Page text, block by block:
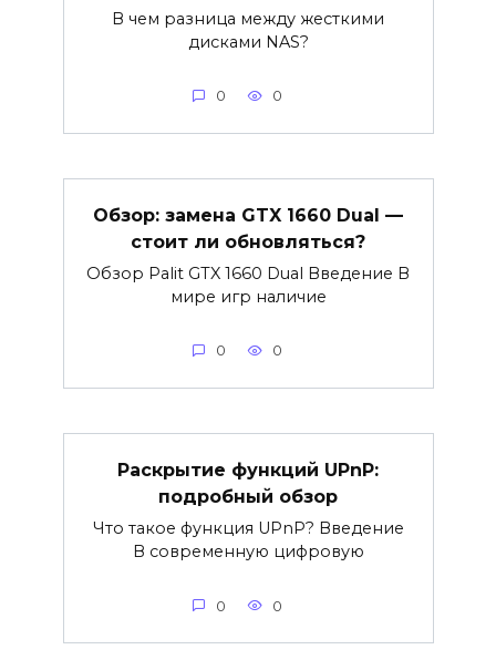
В чем разница между жесткими
дисками NAS?
0 0
Обзор: замена GTX 1660 Dual —
стоит ли обновляться?
Обзор Palit GTX 1660 Dual Введение В
мире игр наличие
0 0
Раскрытие функций UPnP:
подробный обзор
Что такое функция UPnP? Введение
В современную цифровую
0 0